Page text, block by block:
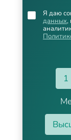
1
Я даю
данных,